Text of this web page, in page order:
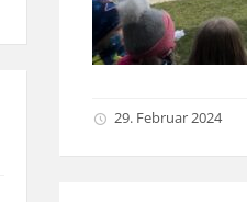
29. Februar 2024